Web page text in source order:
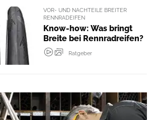
VOR- UND NACHTEILE BREITER
RENNRADEIFEN
Know-how: Was bringt
Breite bei Rennradreifen?
Ratgeber